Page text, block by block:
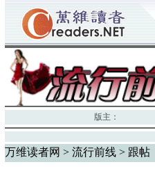
版主：
万维读者网 > 流行前线 > 跟帖